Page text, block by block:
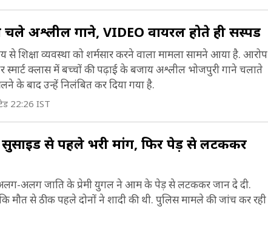
चले अश्लील गाने, VIDEO वायरल होते ही सस्पेंड
से शिक्षा व्यवस्था को शर्मसार करने वाला मामला सामने आया है. आरोप
क्लास में बच्चों की पढ़ाई के बजाय अश्लील भोजपुरी गाने चलाते
के बाद उन्हें निलंबित कर दिया गया है.
22:26 IST
सुसाइड से पहले भरी मांग, फिर पेड़ से लटककर
अलग-अलग जाति के प्रेमी युगल ने आम के पेड़ से लटककर जान दे दी.
से ठीक पहले दोनों ने शादी की थी. पुलिस मामले की जांच कर रही